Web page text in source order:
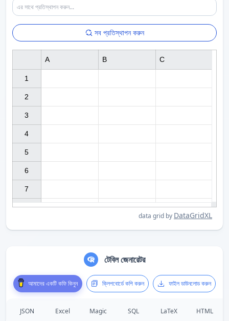
সব প্রতিস্থাপন করুন
1
2
3
4
5
6
7
A B C
data grid by DataGridXL
টেবিল জেনারেটর
আমাদের একটি কফি কিনুন ক্লিপবোর্ডে কপি করুন ফাইল ডাউনলোড করুন
JSON Excel Magic SQL LaTeX HTML